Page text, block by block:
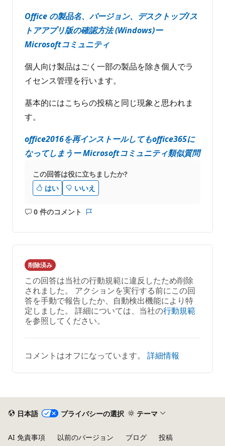
Office の製品名、バージョン、デスクトップ/ス
トアアプリ版の確認方法 (Windows)ー
Microsoftコミュニティ
個人向け製品はごく一部の製品を除き個人でラ
イセンス管理を行います。
基本的にはこちらの投稿と同じ現象と思われま
す。
office2016を再インストールしてもoffice365に
なってしまうー Microsoftコミュニティ類似質問
この回答は役に立ちましたか?
はい
いいえ
0 件のコメント
コ
ト
は
あ
り
ま
せ
ん
ト
削除済み
この回答は当社の行動規範に違反したため削除
されました。 アクションを実行する前にこの回
答を手動で報告したか、自動検出機能により特
定しました。 詳細については、当社の行動規範
を参照してください。
コメントはオフになっています。 詳細情報
日本語 プライバシーの選択 テーマ
AI 免責事項 以前のバージョン ブログ 投稿